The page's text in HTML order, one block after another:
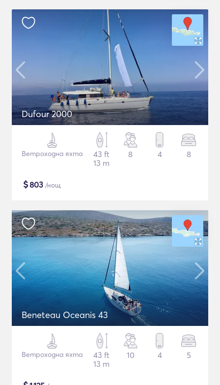
Dufour 2000
Ветроходна яхта
43 ft
13 m
8 4 8
$803 /нощ
Beneteau Oceanis 43
Ветроходна яхта
43 ft
13 m
10 4 5